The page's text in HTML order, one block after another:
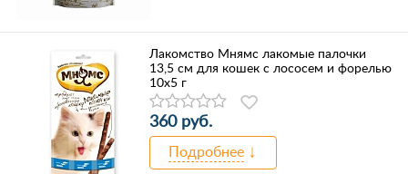
Лакомство Мнямс лакомые палочки
13,5 см для кошек с лососем и форелью
10х5 г
360 руб.
Подробнее